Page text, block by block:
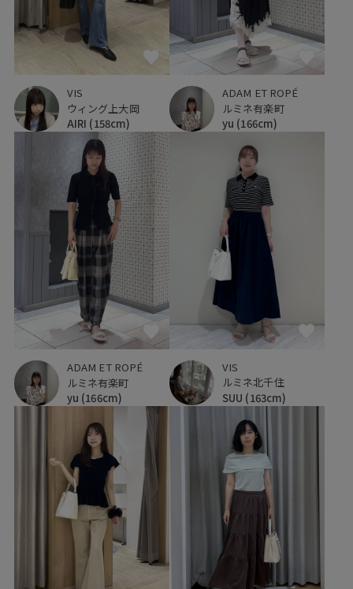
VIS
ウィング上大岡
AIRI (158cm)
ADAM ET ROPÉ
ルミネ有楽町
yu (166cm)
ADAM ET ROPÉ
ルミネ有楽町
yu (166cm)
VIS
ルミネ北千住
SUU (163cm)